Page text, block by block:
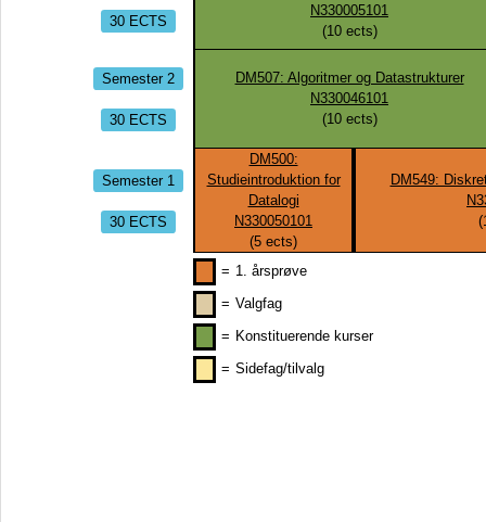
30 ECTS
N330005101
(10ects)
Semester 2
30 ECTS
DM507: Algoritmer og Datastrukturer
N330046101
(10ects)
Semester 1
30 ECTS
DM500:
Studieintroduktion for
Datalogi
N330050101
(5 ects)
DM549:
(
= 1. årsprøve
= Valgfag
= Konstituerende kurser
= Sidefag/tilvalg